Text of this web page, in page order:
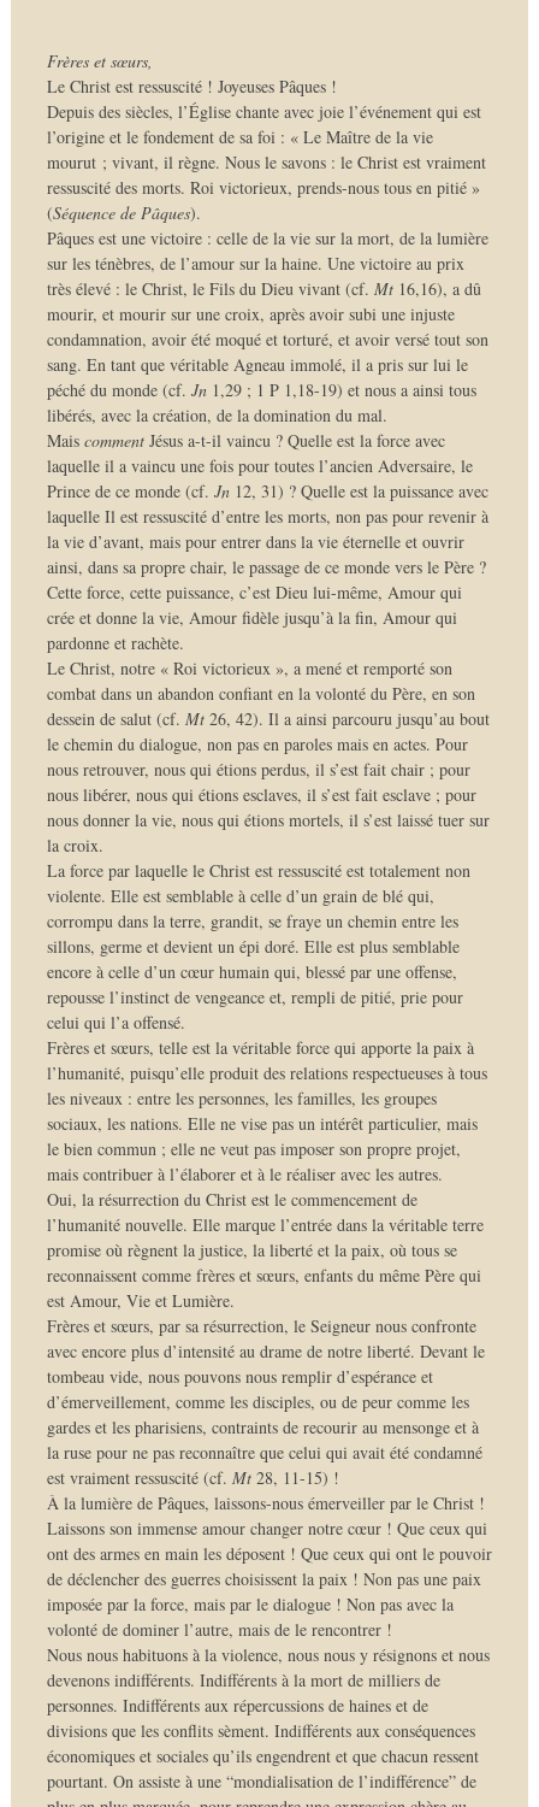
Frères et sœurs,
Le Christ est ressuscité ! Joyeuses Pâques !
Depuis des siècles, l’Église chante avec joie l’événement qui est
l’origine et le fondement de sa foi : « Le Maître de la vie
mourut ; vivant, il règne. Nous le savons : le Christ est vraiment
ressuscité des morts. Roi victorieux, prends-nous tous en pitié »
(Séquence de Pâques).
Pâques est une victoire : celle de la vie sur la mort, de la lumière
sur les ténèbres, de l’amour sur la haine. Une victoire au prix
très élevé : le Christ, le Fils du Dieu vivant (cf. Mt16,16), a dû
mourir, et mourir sur une croix, après avoir subi une injuste
condamnation, avoir été moqué et torturé, et avoir versé tout son
sang. En tant que véritable Agneau immolé, il a pris sur lui le
péché du monde (cf. Jn1,29 ; 1 P 1,18-19) et nous a ainsi tous
libérés, avec la création, de la domination du mal.
Mais commentJésus a-t-il vaincu ? Quelle est la force avec
laquelle il a vaincu une fois pour toutes l’ancien Adversaire, le
Prince de ce monde (cf. Jn12, 31) ? Quelle est la puissance avec
laquelle Il est ressuscité d’entre les morts, non pas pour revenir à
la vie d’avant, mais pour entrer dans la vie éternelle et ouvrir
ainsi, dans sa propre chair, le passage de ce monde vers le Père ?
Cette force, cette puissance, c’est Dieu lui-même, Amour qui
crée et donne la vie, Amour fidèle jusqu’à la fin, Amour qui
pardonne et rachète.
Le Christ, notre « Roi victorieux », a mené et remporté son
combat dans un abandon confiant en la volonté du Père, en son
dessein de salut (cf. Mt26, 42). Il a ainsi parcouru jusqu’au bout
le chemin du dialogue, non pas en paroles mais en actes. Pour
nous retrouver, nous qui étions perdus, il s’est fait chair ; pour
nous libérer, nous qui étions esclaves, il s’est fait esclave ; pour
nous donner la vie, nous qui étions mortels, il s’est laissé tuer sur
la croix.
La force par laquelle le Christ est ressuscité est totalement non
violente. Elle est semblable à celle d’un grain de blé qui,
corrompu dans la terre, grandit, se fraye un chemin entre les
sillons, germe et devient un épi doré. Elle est plus semblable
encore à celle d’un cœur humain qui, blessé par une offense,
repousse l’instinct de vengeance et, rempli de pitié, prie pour
celui qui l’a offensé.
Frères et sœurs, telle est la véritable force qui apporte la paix à
l’humanité, puisqu’elle produit des relations respectueuses à tous
les niveaux : entre les personnes, les familles, les groupes
sociaux, les nations. Elle ne vise pas un intérêt particulier, mais
le bien commun ; elle ne veut pas imposer son propre projet,
mais contribuer à l’élaborer et à le réaliser avec les autres.
Oui, la résurrection du Christ est le commencement de
l’humanité nouvelle. Elle marque l’entrée dans la véritable terre
promise où règnent la justice, la liberté et la paix, où tous se
reconnaissent comme frères et sœurs, enfants du même Père qui
est Amour, Vie et Lumière.
Frères et sœurs, par sa résurrection, le Seigneur nous confronte
avec encore plus d’intensité au drame de notre liberté. Devant le
tombeau vide, nous pouvons nous remplir d’espérance et
d’émerveillement, comme les disciples, ou de peur comme les
gardes et les pharisiens, contraints de recourir au mensonge et à
la ruse pour ne pas reconnaître que celui qui avait été condamné
est vraiment ressuscité (cf. Mt28, 11-15) !
À la lumière de Pâques, laissons-nous émerveiller par le Christ !
Laissons son immense amour changer notre cœur ! Que ceux qui
ont des armes en main les déposent ! Que ceux qui ont le pouvoir
de déclencher des guerres choisissent la paix ! Non pas une paix
imposée par la force, mais par le dialogue ! Non pas avec la
volonté de dominer l’autre, mais de le rencontrer !
Nous nous habituons à la violence, nous nous y résignons et nous
devenons indifférents. Indifférents à la mort de milliers de
personnes. Indifférents aux répercussions de haines et de
divisions que les conflits sèment. Indifférents aux conséquences
économiques et sociales qu’ils engendrent et que chacun ressent
pourtant. On assiste à une “mondialisation de l’indifférence” de